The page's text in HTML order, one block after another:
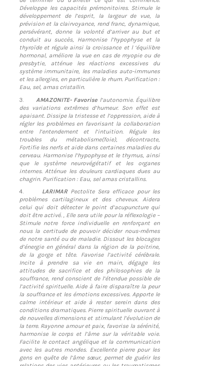
Développe les capacités prémonitoires. Stimule le
développement de l’esprit, la largeur de vue, la
prévision et la clairvoyance, rend franc, dynamique,
persévérant, donne la volonté d’arriver au but et
conduit au succès, Harmonise l’hypophyse et la
thyroïde et régule ainsi la croissance et l ‘équilibre
hormonal, améliore la vue en cas de myopie ou de
presbytie, atténue les réactions excessives du
système immunitaire, les maladies auto-immunes
et les allergies, en particulière le rhum. Purification :
Eau, sel, amas cristallin.
3. AMAZONITE- Favorisel’autonomie. Équilibre
des variations extrêmes d’humeur. Son effet est
apaisant. Dissipe la tristesse et l’oppression, aide à
régler les problèmes en favorisant la collaboration
entre l’entendement et l’intuition. Régule les
troubles du métabolisme(foie), décontracte,
Fortifie les nerfs et aide dans certaines maladies du
cerveau. Harmonise l’hypophyse et le thymus, ainsi
que le système neurovégétatif et les organes
internes. Atténue les douleurs cardiaques dues au
chagrin. Purification : Eau, sel amas cristallins.
4. LARIMARPectolite Sera efficace pour les
problèmes cartilagineux et des cheveux. Aidera
celui qui doit détecter le point d’acupuncture qui
doit être activé. , Elle sera utile pour la réflexologie –
Stimule notre force individuelle en renforçant en
nous la certitude de pouvoir décider nous-mêmes
de notre santé ou de maladie. Dissout les blocages
d’énergie en général dans la région de la poitrine,
de la gorge et tête. Favorise l’activité cérébrale.
Incite à prendre sa vie en main, dégage les
attitudes de sacrifice et des philosophies de la
souffrance, rend conscient de l’étendue possible de
l’activité spirituelle. Aide à faire disparaître la peur
la souffrance et les émotions excessives. Apporte le
calme intérieur et aide à rester serein dans des
conditions dramatiques. Pierre spirituelle ouvrant à
de nouvelles dimensions et stimulant l’évolution de
la terre. Rayonne amour et paix, favorise la sérénité,
harmonise le corps et l’âme sur la véritable voie.
Facilite le contact angélique et la communication
avec les autres mondes. Excellente pierre pour les
gens en quête de l’âme sœur, permet de guérir les